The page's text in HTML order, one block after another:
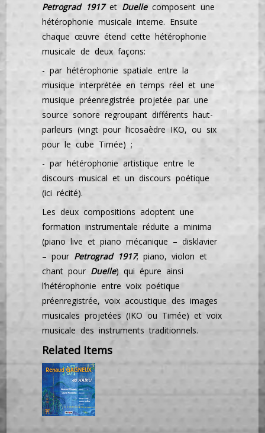
Petrograd 1917et Duellecomposent une
hétérophonie musicale interne. Ensuite
chaque œuvre étend cette hétérophonie
musicale de deux façons:
- par hétérophonie spatiale entre la
musique interprétée en temps réel et une
musique préenregistrée projetée par une
source sonore regroupant différents haut-
parleurs (vingt pour l’icosaèdre IKO, ou six
pour le cube Timée) ;
- par hétérophonie artistique entre le
discours musical et un discours poétique
(ici récité).
Les deux compositions adoptent une
formation instrumentale réduite a minima
(piano live et piano mécanique – disklavier
– pour Petrograd 1917; piano, violon et
chant pour Duelle) qui épure ainsi
l’hétérophonie entre voix poétique
préenregistrée, voix acoustique des images
musicales projetées (IKO ou Timée) et voix
musicale des instruments traditionnels.
Related Items